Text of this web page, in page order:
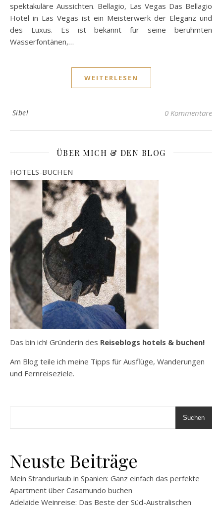
spektakuläre Aussichten. Bellagio, Las Vegas Das Bellagio
Hotel in Las Vegas ist ein Meisterwerk der Eleganz und
des Luxus. Es ist bekannt für seine berühmten
Wasserfontänen,…
WEITERLESEN
Sibel 0 Kommentare
ÜBER MICH & DEN BLOG
HOTELS-BUCHEN
Das bin ich! Gründerin des Reiseblogs hotels & buchen!
Am Blog teile ich meine Tipps für Ausflüge, Wanderungen
und Fernreiseziele.
Suchen
Neuste Beiträge
Mein Strandurlaub in Spanien: Ganz einfach das perfekte
Apartment über Casamundo buchen
Adelaide Weinreise: Das Beste der Süd-Australischen